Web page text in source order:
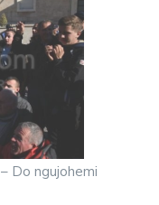
Do ngujohemi